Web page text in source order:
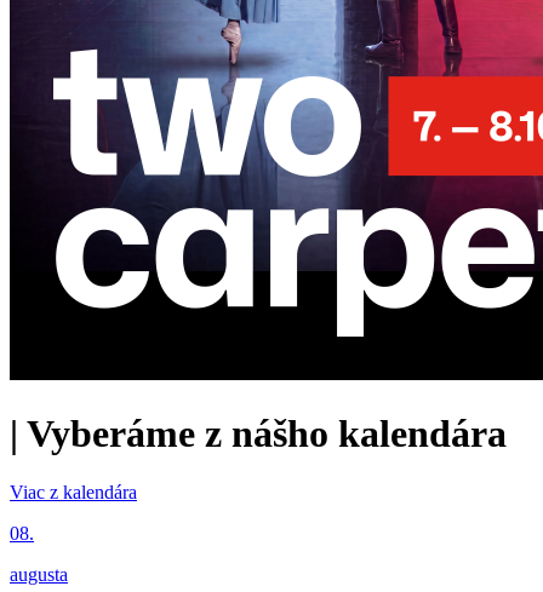
| Vyberáme z nášho kalendára
Viac z kalendára
08.
augusta